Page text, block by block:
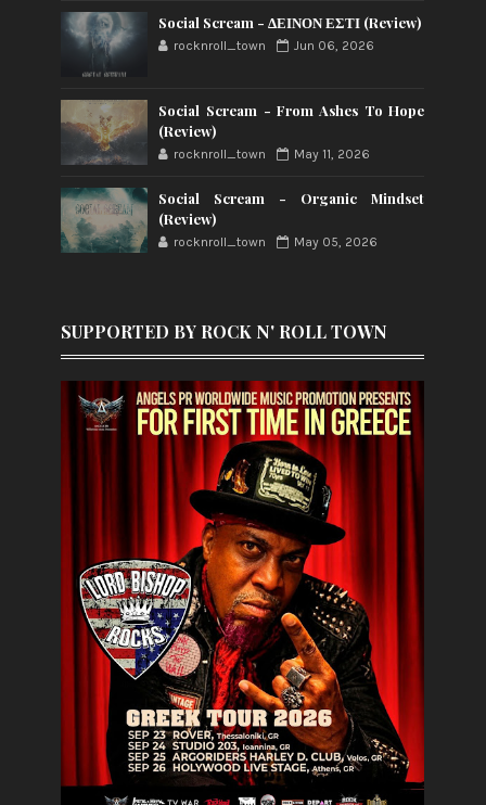
Social Scream - ΔΕΙΝΟΝ ΕΣΤΙ (Review)
rocknroll_town Jun 06, 2026
Social Scream - From Ashes To Hope
(Review)
rocknroll_town May 11, 2026
Social Scream - Organic Mindset
(Review)
rocknroll_town May 05, 2026
SUPPORTED BY ROCK N' ROLL TOWN